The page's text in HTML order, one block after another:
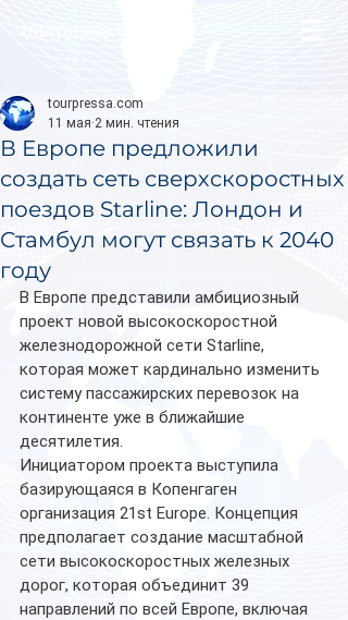
В Европе предложили
создать сеть сверхскоростных
поездов Starline: Лондон и
Стамбул могут связать к 2040
году
tourpressa.com
11 мая 2 мин. чтения
В Европе представили амбициозный
проект новой высокоскоростной
железнодорожной сети Starline,
которая может кардинально изменить
систему пассажирских перевозок на
континенте уже в ближайшие
десятилетия.
Инициатором проекта выступила
базирующаяся в Копенгаген
организация 21st Europe. Концепция
предполагает создание масштабной
сети высокоскоростных железных
дорог, которая объединит 39
направлений по всей Европе, включая